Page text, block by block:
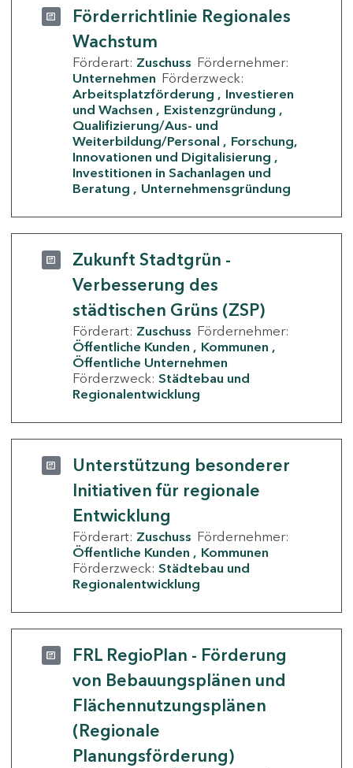
Förderrichtlinie Regionales
Wachstum
Förderart: Zuschuss Fördernehmer:
Unternehmen Förderzweck:
Arbeitsplatzförderung
Investieren
und Wachsen
Existenzgründung
Qualifizierung/Aus- und
Weiterbildung/Personal
Forschung,
Innovationen und Digitalisierung
Investitionen in Sachanlagen und
Beratung
Unternehmensgründung
Zukunft Stadtgrün -
Verbesserung des
städtischen Grüns (ZSP)
Förderart: Zuschuss Fördernehmer:
Öffentliche Kunden
Kommunen
Öffentliche Unternehmen
Förderzweck: Städtebau und
Regionalentwicklung
Unterstützung besonderer
Initiativen für regionale
Entwicklung
Förderart: Zuschuss Fördernehmer:
Öffentliche Kunden
Kommunen
Förderzweck: Städtebau und
Regionalentwicklung
FRL RegioPlan - Förderung
von Bebauungsplänen und
Flächennutzungsplänen
(Regionale
Planungsförderung)